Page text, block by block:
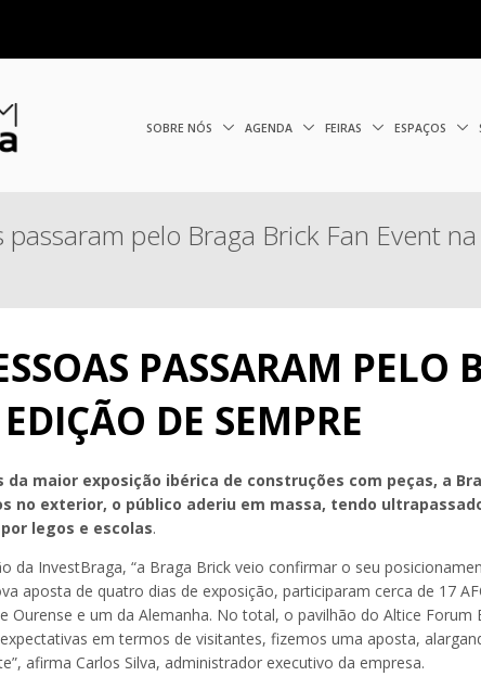
SOBRE NÓS AGENDA FEIRAS ESPAÇOS
passaram pelo Braga Brick Fan Event
PASSARAM PELO
DE SEMPRE
da maior exposição ibérica de construções com peças, a
no exterior, o público aderiu em massa, tendo
legos e escolas.
da InvestBraga, “a Braga Brick veio confirmar o seu
aposta de quatro dias de exposição, participaram cerca de 17
Ourense e um da Alemanha. No total, o pavilhão do Altice
em termos de visitantes, fizemos uma aposta,
afirma Carlos Silva, administrador executivo da empresa.